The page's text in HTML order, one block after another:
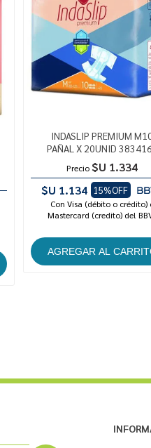
INDASLIP PREMIUM
PAÑAL X 20UNID
Precio $U 1.334
$U 1.134 15%OFF
Con Visa (débito o crédito)
Mastercard (credito) del